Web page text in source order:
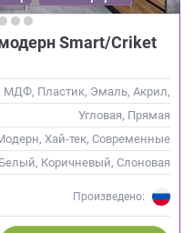
Smart/Criket
МДФ, Пластик, Эмаль, Акрил,
Alvic / УФ лак,
Интегрированная ручка
Угловая, Прямая
Хай-тек, Современные
Белый, Коричневый, Слоновая
кость
Произведено: